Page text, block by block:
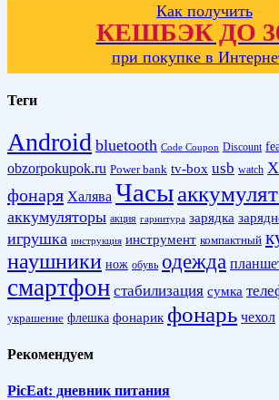
Как получить
КЕШБЭК ДО
при покупке в
Теги
Android bluetooth Code Coupon Discount
obzorpokupok.ru Power bank tv-box usb watch
фонаря Халява Часы
аккумуляторы акция гарнитура зарядка
игрушка инструкция инструмент компактный
наушники нож обувь одежда
смартфон стабилизация сумка
украшение флешка фонарик фонарь чехол
Рекомендуем
PicEat: дневник питания